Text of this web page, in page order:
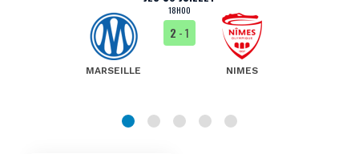
18H00
MARSEILLE
2 - 1
NIMES